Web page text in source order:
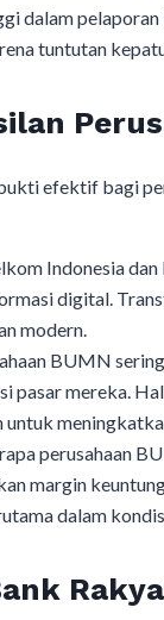
dalam
tuntutan
efektif bagi
Indonesia dan
digital.
modern.
BUMN
pasar mereka.
perusahaan
margin
dalam